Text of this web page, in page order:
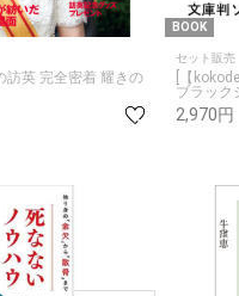
訪英 完全密着 耀きの
BOOK
セット販売
[【
ブラック
2,970円